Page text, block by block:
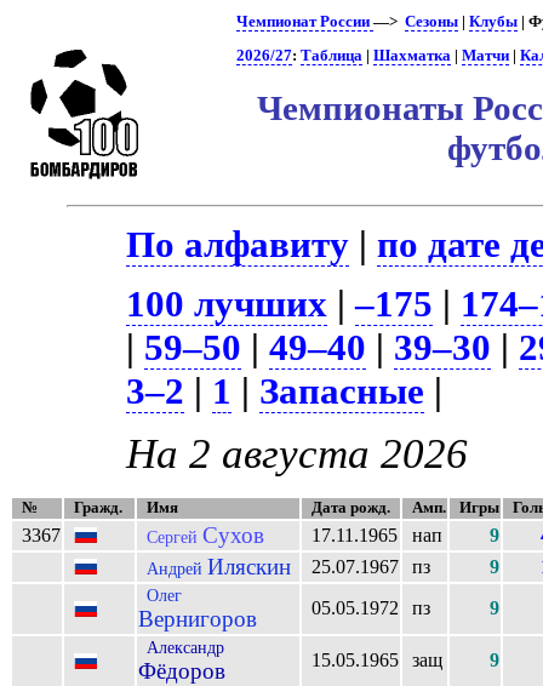
Чемпионат России —> Сезоны| Клубы|
2026/27: Таблица | Шахматка | Матчи|
Чемпионаты
По алфавиту |по дате
100 лучших |–175 |
| 59–50 |49–40 | 39–30 |
3–2 | 1 | Запасные |
На 2 августа 2026
№ Гражд. Имя Дата рожд. Амп. Игры
3367 Сергей Сухов 17.11.1965 нап 9
Андрей Иляскин 25.07.1967 пз 9
Олег
Вернигоров 05.05.1972 пз 9
Александр
Фёдоров 15.05.1965 защ 9